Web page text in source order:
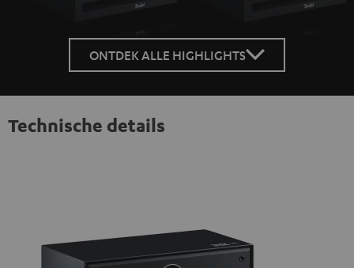
ONTDEK ALLE HIGHLIGHTS
Technische details